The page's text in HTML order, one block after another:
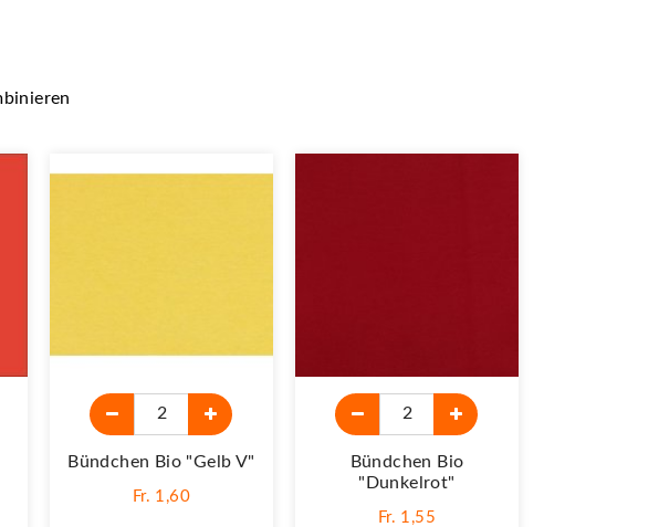
Bündchen Bio "gelb V"
Fr. 1,60
Bündchen Bio
"Dunkelrot"
Fr. 1,55